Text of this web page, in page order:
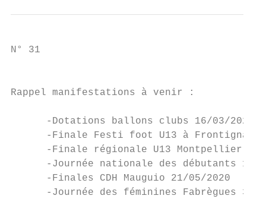
N° 31
Rappel manifestations à venir :
-Dotations ballons clubs 16/03/2020
-Finale Festi foot U13 à Frontignan
-Finale régionale U13 Montpellier 2
-Journée nationale des débutants 16/
      -Finales CDH Mauguio 21/05/2020
-Journée des féminines Fabrègues 31/